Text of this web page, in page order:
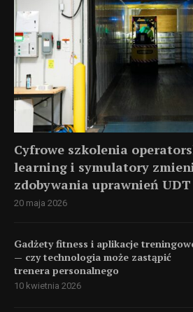
Cyfrowe szkolenia
learning i symulatory
zdobywania uprawnień UDT
20 maja 2026
Gadżety fitness i aplikacje
— czy technologia może zastąpić
trenera personalnego
10 kwietnia 2026